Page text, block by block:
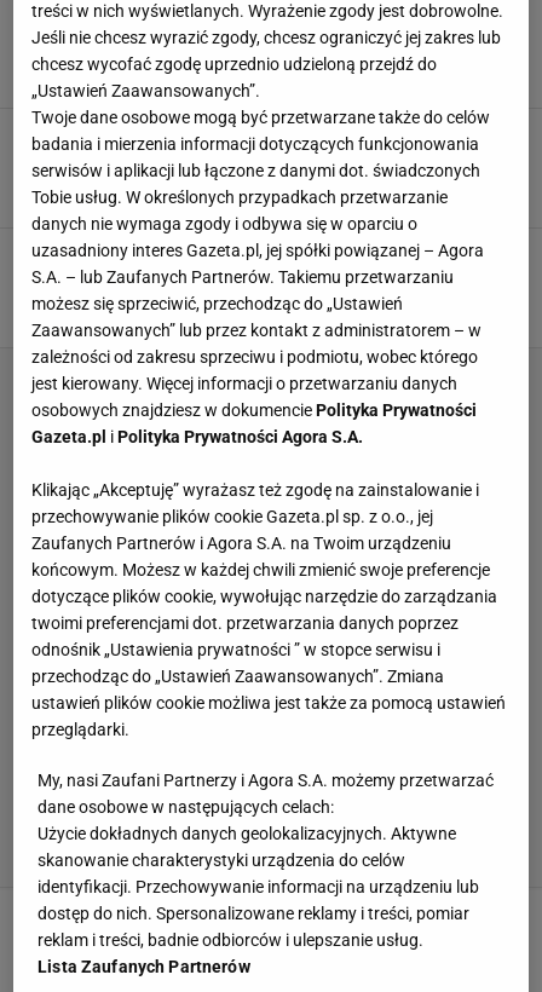
Wujek powtarzał, że trzeba dać jej "dojrzeć".
Gotowałam 8 godzin, a zniknęła w 5 minut
GALARETA MIĘSO PRZEPISY
Miałam tylko dwie zupki chińskie. To, co z nich
zrobiłam, przebiło nawet sałatkę gyros
CHIŃSKA ZUPKA DANIA OBIADOWE
Zamiast do sernika dodaj do śledzi. Wyjdzie
kulinarny majstersztyk
PRZEPISY PRZYSTAWKA RYBY
Kolorowy warstwowiec wygrywa z sałatką
gyros. Tak dobry, że trudno skończyć na jednej
porcji
treści w nich wyświetlanych. Wyrażenie zgody jest dobrowolne.
Jeśli nie chcesz wyrazić zgody, chcesz ograniczyć jej zakres lub
chcesz wycofać zgodę uprzednio udzieloną przejdź do
„Ustawień Zaawansowanych”.
Twoje dane osobowe mogą być przetwarzane także do celów
badania i mierzenia informacji dotyczących funkcjonowania
serwisów i aplikacji lub łączone z danymi dot. świadczonych
Tobie usług. W określonych przypadkach przetwarzanie
danych nie wymaga zgody i odbywa się w oparciu o
uzasadniony interes Gazeta.pl, jej spółki powiązanej – Agora
S.A. – lub Zaufanych Partnerów. Takiemu przetwarzaniu
możesz się sprzeciwić, przechodząc do „Ustawień
Zaawansowanych” lub przez kontakt z administratorem – w
zależności od zakresu sprzeciwu i podmiotu, wobec którego
jest kierowany. Więcej informacji o przetwarzaniu danych
osobowych znajdziesz w dokumencie Polityka Prywatności
Gazeta.pl i Polityka Prywatności Agora S.A.
Klikając „Akceptuję” wyrażasz też zgodę na zainstalowanie i
przechowywanie plików cookie Gazeta.pl sp. z o.o., jej
Zaufanych Partnerów i Agora S.A. na Twoim urządzeniu
końcowym. Możesz w każdej chwili zmienić swoje preferencje
dotyczące plików cookie, wywołując narzędzie do zarządzania
twoimi preferencjami dot. przetwarzania danych poprzez
odnośnik „Ustawienia prywatności ” w stopce serwisu i
przechodząc do „Ustawień Zaawansowanych”. Zmiana
ustawień plików cookie możliwa jest także za pomocą ustawień
przeglądarki.
My, nasi Zaufani Partnerzy i Agora S.A. możemy przetwarzać
dane osobowe w następujących celach:
Użycie dokładnych danych geolokalizacyjnych. Aktywne
skanowanie charakterystyki urządzenia do celów
identyfikacji. Przechowywanie informacji na urządzeniu lub
dostęp do nich. Spersonalizowane reklamy i treści, pomiar
reklam i treści, badnie odbiorców i ulepszanie usług.
Lista Zaufanych Partnerów